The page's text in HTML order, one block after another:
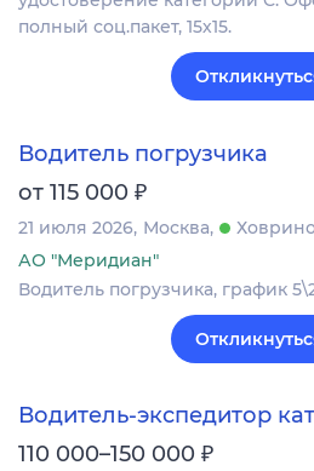
полный соц.пакет, 15х15.
Водитель погрузчика
от 115 000 ₽
21 июля 2026 Москва
АО "Меридиан"
Водитель погрузчика, график
Водитель-экспедитор
110 000–150 000 ₽